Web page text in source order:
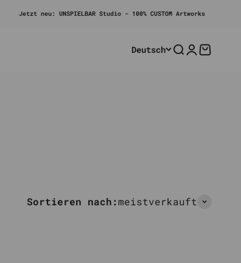
Jetzt neu: UNSPIELBAR Studio - 100% CUSTOM Artworks
Deutsch SucheAnmelden
Sortieren nach:meistverkauft